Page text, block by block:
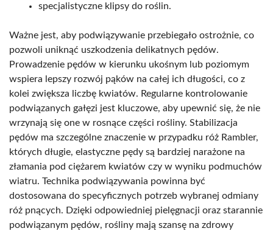
specjalistyczne klipsy do roślin.
Ważne jest, aby podwiązywanie przebiegało ostrożnie, co
pozwoli uniknąć uszkodzenia delikatnych pędów.
Prowadzenie pędów w kierunku ukośnym lub poziomym
wspiera lepszy rozwój pąków na całej ich długości, co z
kolei zwiększa liczbę kwiatów. Regularne kontrolowanie
podwiązanych gałęzi jest kluczowe, aby upewnić się, że nie
wrzynają się one w rosnące części rośliny. Stabilizacja
pędów ma szczególne znaczenie w przypadku róż Rambler,
których długie, elastyczne pędy są bardziej narażone na
złamania pod ciężarem kwiatów czy w wyniku podmuchów
wiatru. Technika podwiązywania powinna być
dostosowana do specyficznych potrzeb wybranej odmiany
róż pnących. Dzięki odpowiedniej pielęgnacji oraz starannie
podwiązanym pędów, rośliny mają szansę na zdrowy